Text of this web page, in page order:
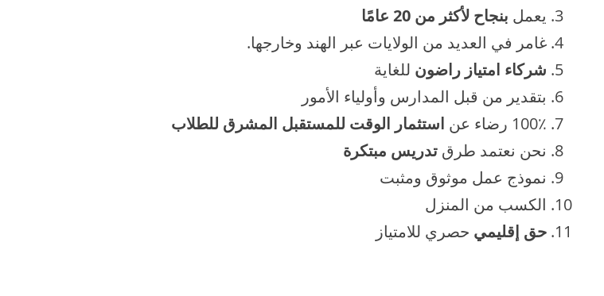
يعمل بنجاح لأكثر من 20 عامًا
غامر في العديد من الولايات عبر الهند وخارجها.
شركاء امتياز راضون للغاية
بتقدير من قبل المدارس وأولياء الأمور
100٪ رضاء عن
استثمار الوقت للمستقبل المشرق للطلاب
نحن نعتمد طرق تدريس مبتكرة
نموذج عمل موثوق ومثبت
الكسب من المنزل
حق إقليمي حصري للامتياز